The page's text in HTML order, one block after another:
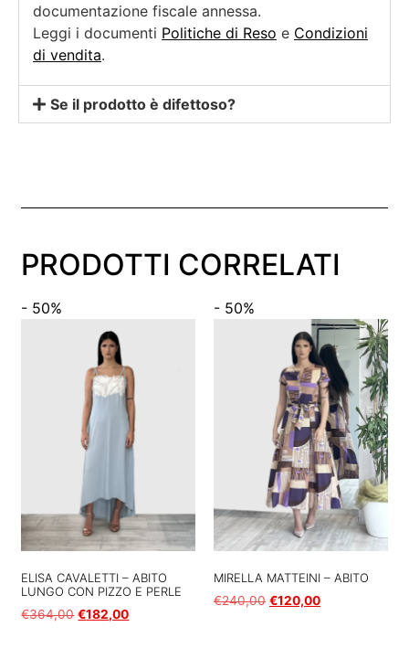
documentazione fiscale annessa.
Leggi i documenti Politiche di Reso e Condizioni
di vendita.
Se il prodotto è difettoso?
PRODOTTI CORRELATI
- 50%
ELISA CAVALETTI – ABITO
LUNGO CON PIZZO E PERLE
€364,00 €182,00
- 50%
MIRELLA MATTEINI – ABITO
€240,00 €120,00